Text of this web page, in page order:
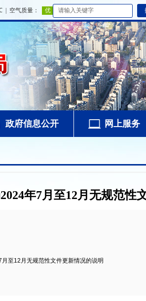
政府信息公开 网上服务
年7月至12月无规范性
至12月无规范性文件更新情况的说明